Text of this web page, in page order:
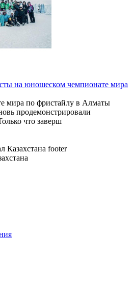
на юношеском чемпионате мира
мира по фристайлу в Алматы
продемонстрировали
что заверш